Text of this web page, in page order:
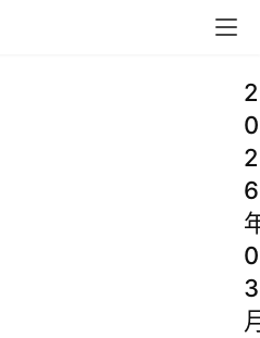
2
0
2
6
0
3